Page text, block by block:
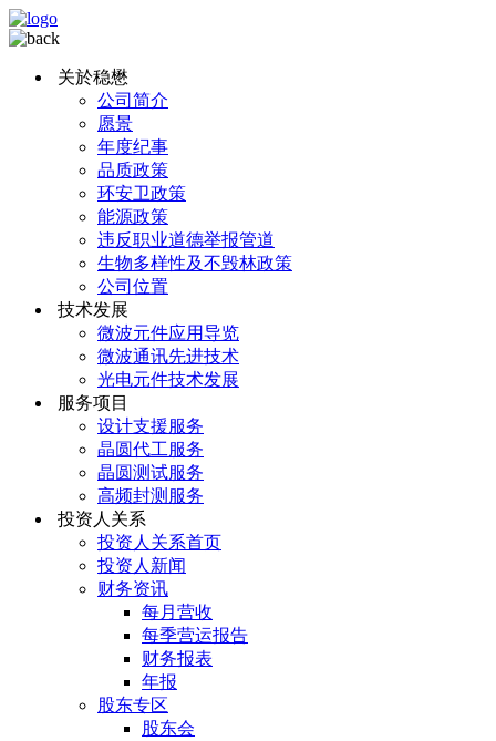
关於稳懋
公司简介
愿景
年度纪事
品质政策
环安卫政策
能源政策
违反职业道德举报管道
生物多样性及不毁林政策
公司位置
技术发展
微波元件应用导览
微波通讯先进技术
光电元件技术发展
服务项目
设计支援服务
晶圆代工服务
晶圆测试服务
高频封测服务
投资人关系
投资人关系首页
投资人新闻
财务资讯
每月营收
每季营运报告
财务报表
年报
股东专区
股东会